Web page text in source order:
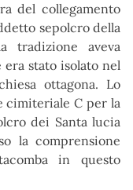
del collegamento
sepolcro della
tradizione aveva
stato isolato nel
ottagona. Lo
cimiteriale C per la
dei Santa lucia
la comprensione
in questo